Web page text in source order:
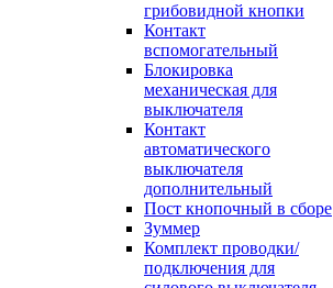
грибовидной кнопки
Контакт
вспомогательный
Блокировка
механическая для
выключателя
Контакт
автоматического
выключателя
дополнительный
Пост кнопочный в сборе
Зуммер
Комплект проводки/
подключения для